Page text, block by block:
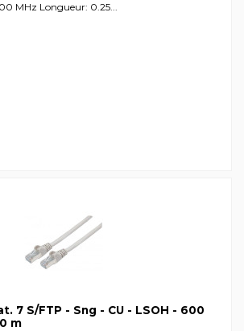
MHz Longueur: 0.25...
7 S/FTP - Sng - CU - LSOH - 600
m